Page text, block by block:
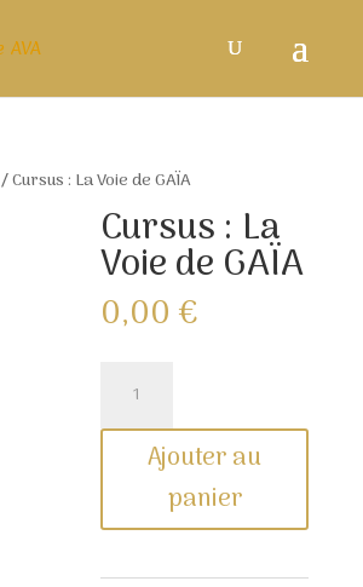
/ Cursus : La Voie de GAÏA
Cursus : La
Voie de GAÏA
0,00 €
Cursus
Ajouter au
panier